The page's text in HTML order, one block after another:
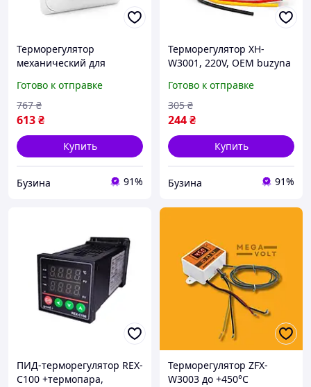
Терморегулятор
механический для
RTC70 напряжение 220в
управление
температурой buzyna
Готово к отправке
613₴
767 ₴
Купить
Бузина 91%
Терморегулятор XH-
W3001, 220V, OEM buzyna
Готово к отправке
244₴
305 ₴
Купить
Бузина 91%
ПИД-терморегулятор REX-
C100 +термопара,
Терморегулятор ZFX-
W3003 до +450°C